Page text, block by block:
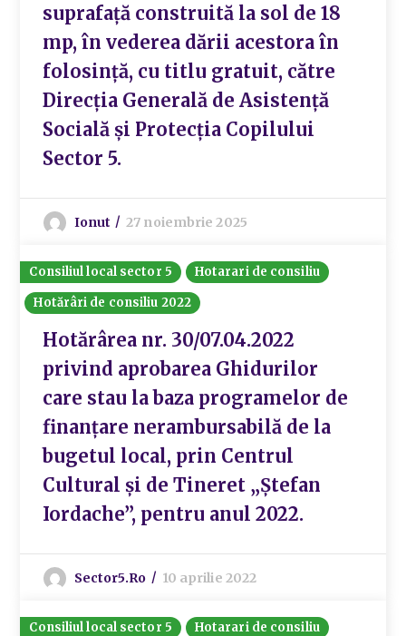
suprafață construită la sol de 18
mp, în vederea dării acestora în
folosință, cu titlu gratuit, către
Direcția Generală de Asistență
Socială și Protecția Copilului
Sector 5.
Ionut 27 noiembrie 2025
Consiliul local sector 5
Hotarari de consiliu
Hotărâri de consiliu 2022
Hotărârea nr. 30/07.04.2022
privind aprobarea Ghidurilor
care stau la baza programelor de
finanțare nerambursabilă de la
bugetul local, prin Centrul
Cultural și de Tineret „Ștefan
Iordache”, pentru anul 2022.
Sector5.ro 10 aprilie 2022
Consiliul local sector 5
Hotarari de consiliu